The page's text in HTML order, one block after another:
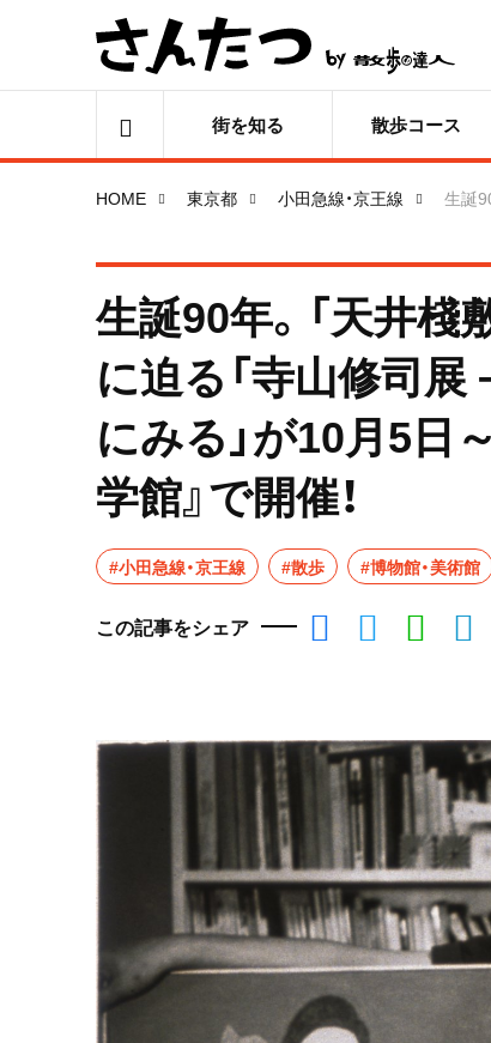
街を知る 散歩コース
HOME 東京都 小田急線・京王線
生誕
生誕90年。「天井
に迫る「寺山修司
にみる」が10月5日
学館』で開催！
#小田急線・京王線 #散歩 #博物館・美術館
この記事をシェア